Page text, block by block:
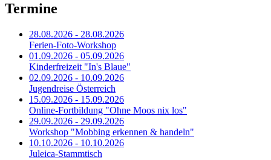
Termine
28.08.2026 - 28.08.2026
Ferien-Foto-Workshop
01.09.2026 - 05.09.2026
Kinderfreizeit "In's Blaue"
02.09.2026 - 10.09.2026
Jugendreise Österreich
15.09.2026 - 15.09.2026
Online-Fortbildung "Ohne Moos nix los"
29.09.2026 - 29.09.2026
Workshop "Mobbing erkennen & handeln"
10.10.2026 - 10.10.2026
Juleica-Stammtisch